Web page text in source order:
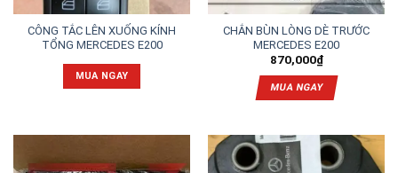
CÔNG TẮC LÊN XUỐNG KÍNH
TỔNG MERCEDES E200
MUA NGAY
CHẮN BÙN LÒNG DÈ TRƯỚC
MERCEDES E200
870,000₫
MUA NGAY